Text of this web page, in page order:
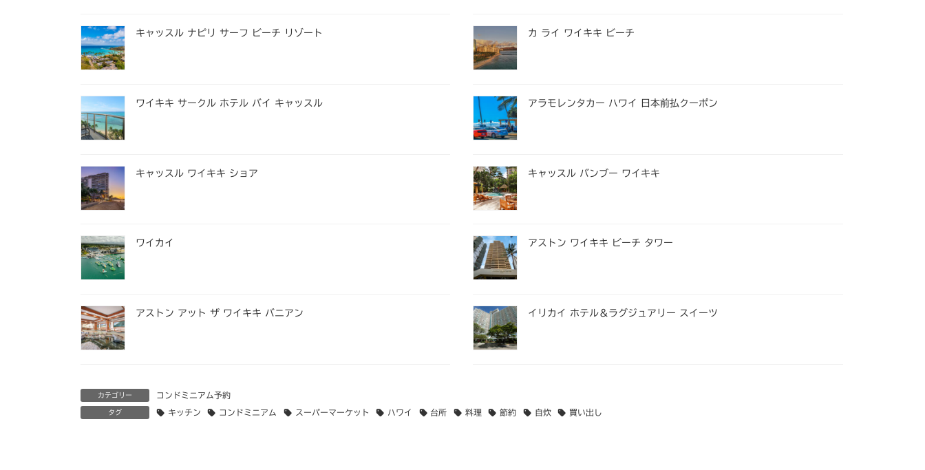
キャッスル ナピリ サーフ ビーチ リゾート カ ライ ワイキキ ビーチ
ワイキキ サークル ホテル バイ キャッスル アラモレンタカー ハワイ 日本前払クーポン
キャッスル ワイキキ ショア キャッスル バンブー ワイキキ
ワイカイ アストン ワイキキ ビーチ タワー
アストン アット ザ ワイキキ バニアン イリカイ ホテル＆ラグジュアリー スイーツ
カテゴリー コンドミニアム予約
タグ キッチン コンドミニアム スーパーマーケット ハワイ 台所 料理 節約 自炊 買い出し